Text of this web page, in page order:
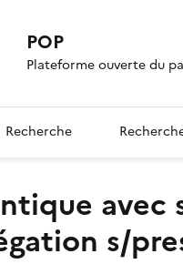
POP
Plateforme ouverte du
Recherche
s/